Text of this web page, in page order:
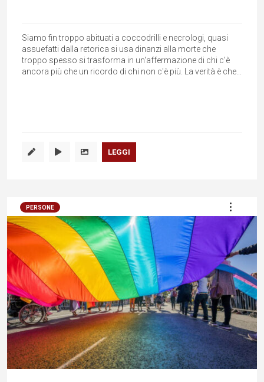
Siamo fin troppo abituati a coccodrilli e necrologi, quasi
assuefatti dalla retorica si usa dinanzi alla morte che
troppo spesso si trasforma in un'affermazione di chi c'è
ancora più che un ricordo di chi non c'è più. La verità è che...
LEGGI
PERSONE